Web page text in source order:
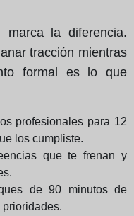
marca la diferencia.
tracción mientras
formal es lo que
profesionales para 12
los cumpliste.
que te frenan y
de 90 minutos de